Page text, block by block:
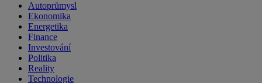
Autoprůmysl
Ekonomika
Energetika
Finance
Investování
Politika
Reality
Technologie